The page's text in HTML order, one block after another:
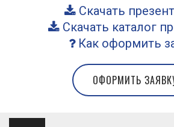
Скачать
Скачать каталог
Как оформить
ОФОРМИТЬ